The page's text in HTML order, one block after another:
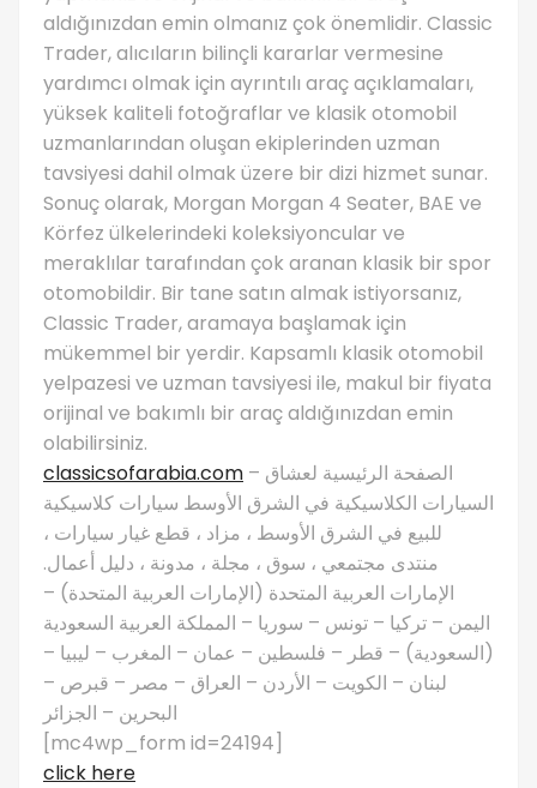
aldığınızdan emin olmanız çok önemlidir. Classic
Trader, alıcıların bilinçli kararlar vermesine
yardımcı olmak için ayrıntılı araç açıklamaları,
yüksek kaliteli fotoğraflar ve klasik otomobil
uzmanlarından oluşan ekiplerinden uzman
tavsiyesi dahil olmak üzere bir dizi hizmet sunar.
Sonuç olarak, Morgan Morgan 4 Seater, BAE ve
Körfez ülkelerindeki koleksiyoncular ve
meraklılar tarafından çok aranan klasik bir spor
otomobildir. Bir tane satın almak istiyorsanız,
Classic Trader, aramaya başlamak için
mükemmel bir yerdir. Kapsamlı klasik otomobil
yelpazesi ve uzman tavsiyesi ile, makul bir fiyata
orijinal ve bakımlı bir araç aldığınızdan emin
olabilirsiniz.
classicsofarabia.com – الصفحة الرئيسية لعشاق
السيارات الكلاسيكية في الشرق الأوسط سيارات كلاسيكية
للبيع في الشرق الأوسط ، مزاد ، قطع غيار سيارات ،
منتدى مجتمعي ، سوق ، مجلة ، مدونة ، دليل أعمال.
الإمارات العربية المتحدة (الإمارات العربية المتحدة) –
اليمن – تركيا – تونس – سوريا – المملكة العربية السعودية
(السعودية) – قطر – فلسطين – عمان – المغرب – ليبيا –
لبنان – الكويت – الأردن – العراق – مصر – قبرص –
البحرين – الجزائر
[mc4wp_form id=24194]
click here